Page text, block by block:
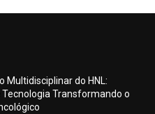
Multidisciplinar do HNL:
Tecnologia Transformando o